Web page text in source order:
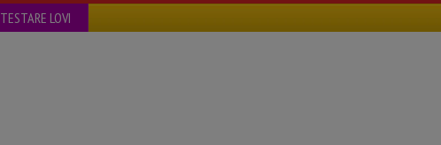
TESTARE LOVI